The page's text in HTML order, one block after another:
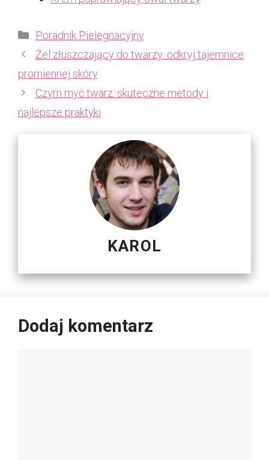
Kategorie
Poradnik Pielegnacyjny
Żel złuszczający do twarzy: odkryj tajemnice
promiennej skóry
Czym myć twarz: skuteczne metody i
najlepsze praktyki
KAROL
Dodaj komentarz